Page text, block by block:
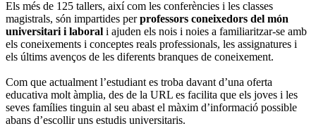
Els més de 125 tallers, així com les conferències i les classes
magistrals, són impartides perprofessors coneixedors del món
universitari i laboral i ajuden els nois i noies a familiaritzar-se amb
els coneixements i conceptes reals professionals, les assignatures i
els últims avenços de les diferents branques de coneixement.
Com que actualment l’estudiant es troba davant d’una oferta
educativa molt àmplia, des de la URL es facilita que els joves i les
seves famílies tinguin al seu abast el màxim d’informació possible
abans d’escollir uns estudis universitaris.